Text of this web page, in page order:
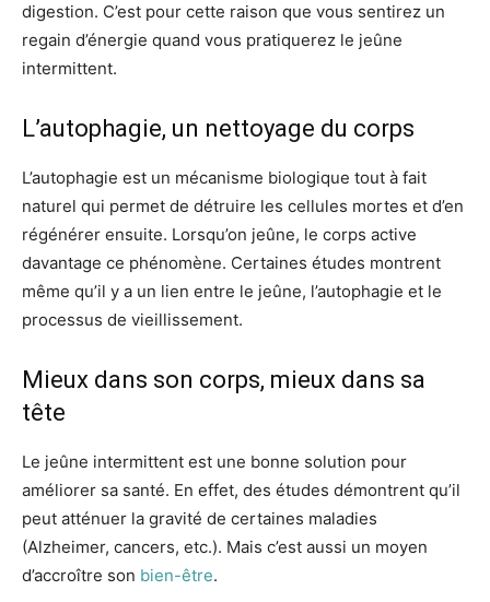
digestion. C’est pour cette raison que vous sentirez un
regain d’énergie quand vous pratiquerez le jeûne
intermittent.
L’autophagie, un nettoyage du corps
L’autophagie est un mécanisme biologique tout à fait
naturel qui permet de détruire les cellules mortes et d’en
régénérer ensuite. Lorsqu’on jeûne, le corps active
davantage ce phénomène. Certaines études montrent
même qu’il y a un lien entre le jeûne, l’autophagie et le
processus de vieillissement.
Mieux dans son corps, mieux dans sa
tête
Le jeûne intermittent est une bonne solution pour
améliorer sa santé. En effet, des études démontrent qu’il
peut atténuer la gravité de certaines maladies
(Alzheimer, cancers, etc.). Mais c’est aussi un moyen
d’accroître son bien-être.